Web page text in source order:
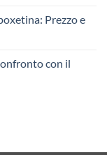
Prezzo e
con il